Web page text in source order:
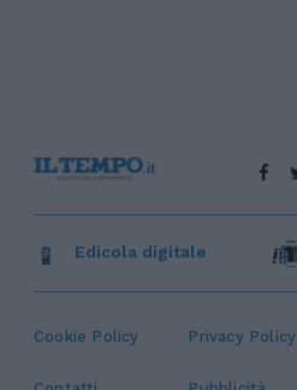
Cookie Policy Privacy Policy
Edicola digitale